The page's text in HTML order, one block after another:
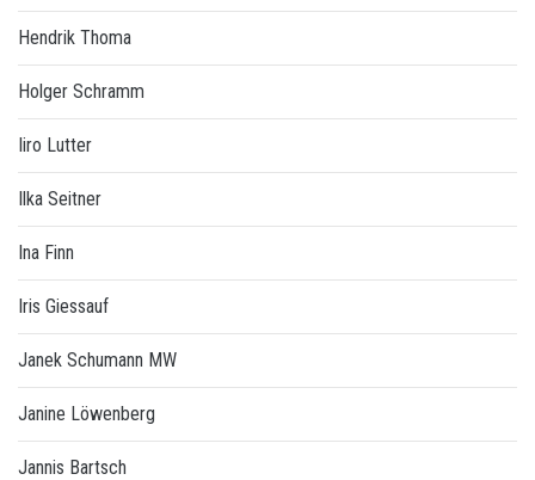
Hendrik Thoma
Holger Schramm
Iiro Lutter
Ilka Seitner
Ina Finn
Iris Giessauf
Janek Schumann MW
Janine Löwenberg
Jannis Bartsch